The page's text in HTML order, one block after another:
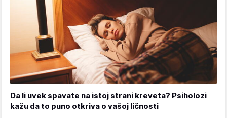
Da li uvek spavate na istoj strani kreveta? Psiholozi
kažu da to puno otkriva o vašoj ličnosti